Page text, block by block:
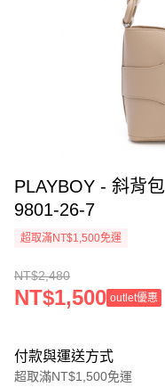
PLAYBOY - 斜背包 Groove系列 - 卡其色/552-
9801-26-7
超取滿NT$1,500免運
NT$2,480
NT$1,500 outlet優惠
付款與運送方式
超取滿NT$1,500免運